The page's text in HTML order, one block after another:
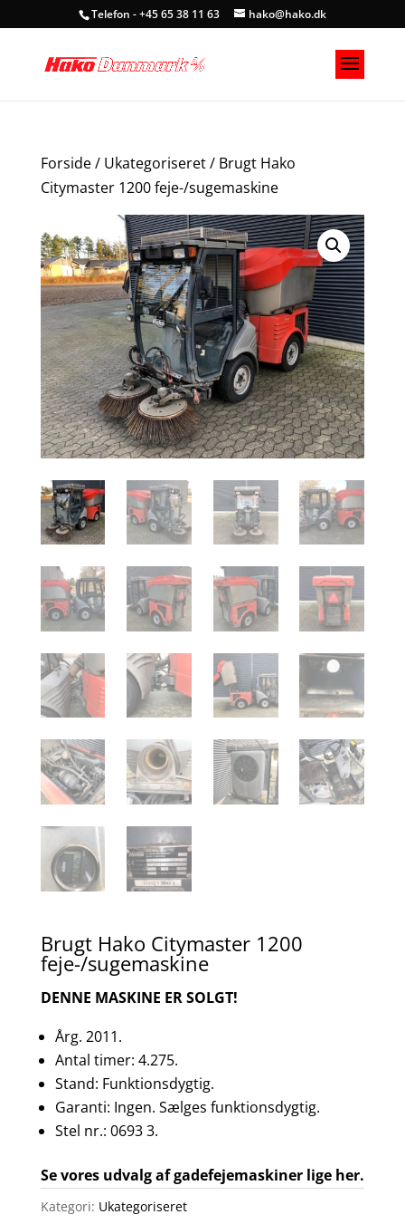
Telefon - +45 65 38 11 63 hako@hako.dk
Forside/ Ukategoriseret/ Brugt Hako
Citymaster 1200 feje-/sugemaskine
Brugt Hako Citymaster 1200
feje-/sugemaskine
DENNE MASKINE ER SOLGT!
Årg. 2011.
Antal timer: 4.275.
Stand: Funktionsdygtig.
Garanti: Ingen. Sælges funktionsdygtig.
Stel nr.: 0693 3.
Se vores udvalg af gadefejemaskiner lige her.
Kategori: Ukategoriseret